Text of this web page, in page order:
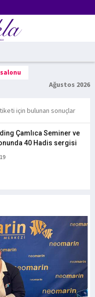
Ağustos 2026
için bulunan sonuçlar
Çamlıca Seminer ve
40 Hadis sergisi